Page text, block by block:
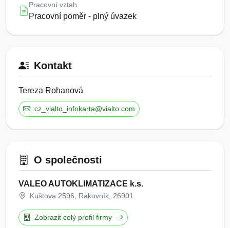
Pracovní vztah
Pracovní poměr - plný úvazek
Kontakt
Tereza Rohanová
cz_vialto_infokarta@vialto.com
O společnosti
VALEO AUTOKLIMATIZACE k.s.
Kuštova 2596, Rakovník, 26901
Zobrazit celý profil firmy